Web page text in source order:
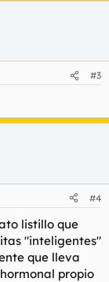
#3
#4
listillo que
"inteligentes"
que lleva
propio